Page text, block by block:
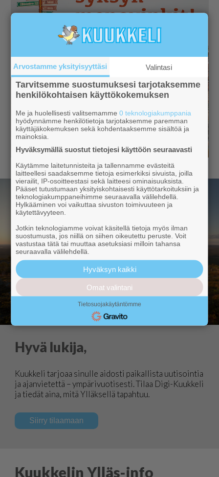
Hyvä lukija,
Kuukkeli tarjoaa sinulle aidosti paikallista uutisointia
ja ajanvietettä – ympärivuotisesti. Tilaa Digi-Kuukkeli
ja tiedät aina, mitä Ylläksellä tapahtuu.
Siirry tilaamaan
Kuukkelin Ylläs-info
Arvostamme yksityisyyttäsi Valintasi
Tarvitsemme suostumuksesi tarjotaksemme
henkilökohtaisen käyttökokemuksen
Me ja huolellisesti valitsemamme0 teknologiakumppania
hyödynnämme henkilötietoja tarjotaksemme paremman
käyttäjäkokemuksen sekä kohdentaaksemme sisältöä ja
mainoksia.
Hyväksymällä suostut tietojesi käyttöön seuraavasti
Käytämme laitetunnisteita ja tallennamme evästeitä
laitteellesi saadaksemme tietoja esimerkiksi sivuista, joilla
vierailit, IP-osoitteestasi sekä laitteesi ominaisuuksista.
Pääset tutustumaan yksityiskohtaisesti käyttötarkoituksiin ja
teknologiakumppaneihimme seuraavalla välilehdellä.
Hylkääminen voi vaikuttaa sivuston toimivuuteen ja
käytettävyyteen.
Jotkin teknologiamme voivat käsitellä tietoja myös ilman
suostumusta, jos niillä on siihen oikeutettu peruste. Voit
vastustaa tätä tai muuttaa asetuksiasi milloin tahansa
seuraavalla välilehdellä.
Hyväksyn kaikki
Omat valintani
Tietosuojakäytäntömme